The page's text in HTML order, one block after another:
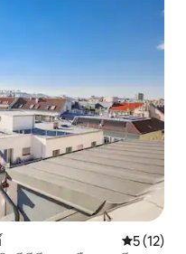
คะแนนเฉลี่
5 (12)